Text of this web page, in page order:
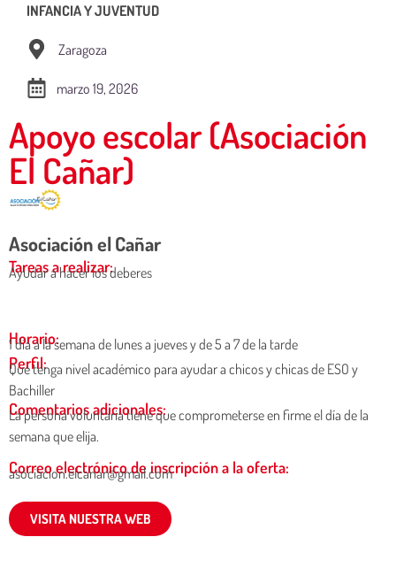
INFANCIA Y JUVENTUD
Zaragoza
marzo 19, 2026
Apoyo escolar (Asociación
El Cañar)
Asociación el Cañar
Tareas a realizar:
Ayudar a hacer los deberes
Horario:
1 día a la semana de lunes a jueves y de 5 a 7 de la tarde
Perfil:
Que tenga nivel académico para ayudar a chicos y chicas de ESO y
Bachiller
Comentarios adicionales:
La persona voluntaria tiene que comprometerse en firme el día de la
semana que elija.
Correo electrónico de inscripción a la oferta:
asociacion.elcanar@gmail.com
VISITA NUESTRA WEB